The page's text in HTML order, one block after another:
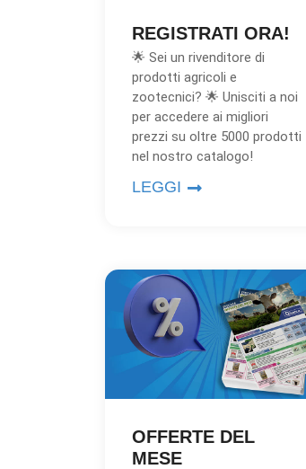
REGISTRATI ORA!
🌟 Sei un rivenditore di
prodotti agricoli e
zootecnici? 🌟 Unisciti a noi
per accedere ai migliori
prezzi su oltre 5000 prodotti
nel nostro catalogo!
LEGGI
OFFERTE DEL
MESE